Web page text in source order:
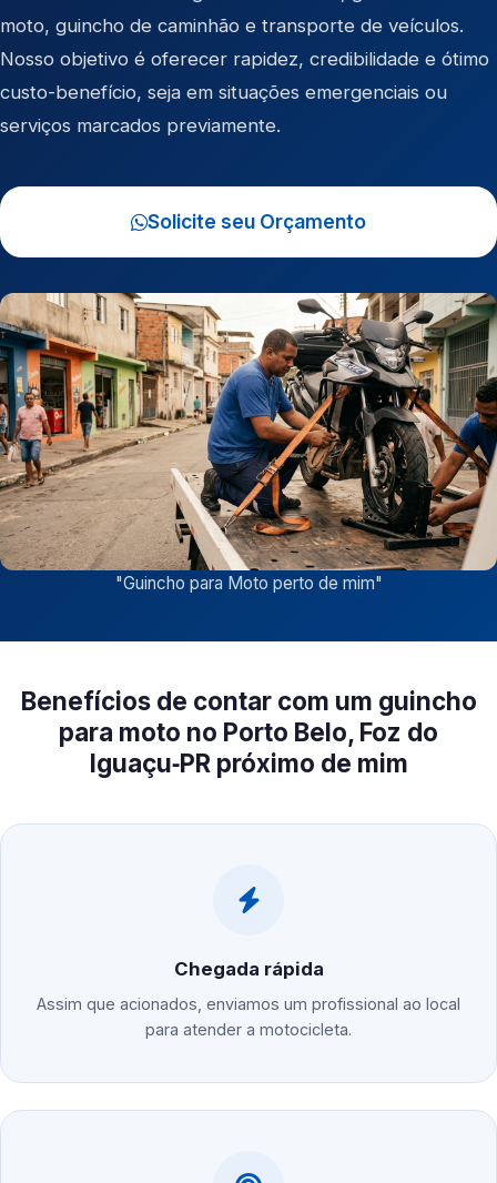
moto, guincho de caminhão e transporte de veículos.
Nosso objetivo é oferecer rapidez, credibilidade e ótimo
custo-benefício, seja em situações emergenciais ou
serviços marcados previamente.
Solicite seu Orçamento
"Guincho para Moto perto de mim"
Benefícios de contar com um guincho
para moto no Porto Belo, Foz do
Iguaçu‑PR próximo de mim
Chegada rápida
Assim que acionados, enviamos um profissional ao local
para atender a motocicleta.